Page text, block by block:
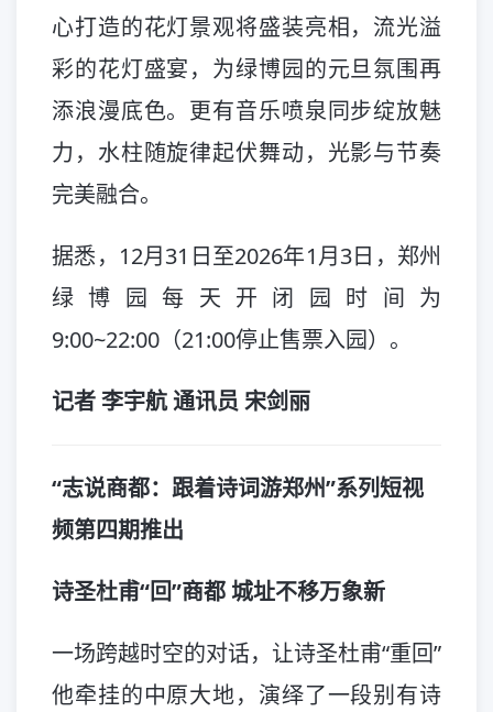
心打造的花灯景观将盛装亮相，流光溢
彩的花灯盛宴，为绿博园的元旦氛围再
添浪漫底色。更有音乐喷泉同步绽放魅
力，水柱随旋律起伏舞动，光影与节奏
完美融合。
据悉，12月31日至2026年1月3日，郑州
绿博园每天开闭园时间为
9:00~22:00（21:00停止售票入园）。
记者 李宇航 通讯员 宋剑丽
“志说商都：跟着诗词游郑州”系列短视
频第四期推出
诗圣杜甫“回”商都 城址不移万象新
一场跨越时空的对话，让诗圣杜甫“重回”
他牵挂的中原大地，演绎了一段别有诗